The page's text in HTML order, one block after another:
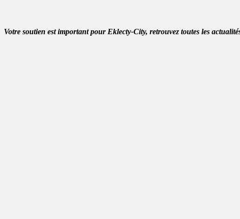
Votre soutien est important pour Eklecty-City, retrouvez toutes les